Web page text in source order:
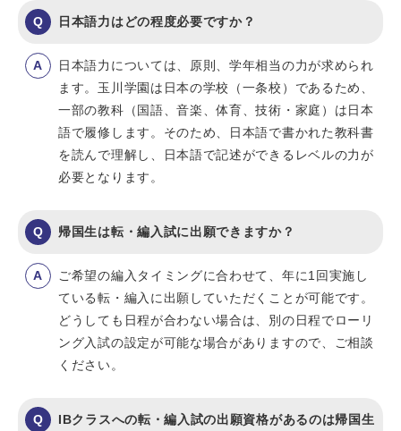
日本語力はどの程度必要ですか？
日本語力については、原則、学年相当の力が求められ
ます。玉川学園は日本の学校（一条校）であるため、
一部の教科（国語、音楽、体育、技術・家庭）は日本
語で履修します。そのため、日本語で書かれた教科書
を読んで理解し、日本語で記述ができるレベルの力が
必要となります。
帰国生は転・編入試に出願できますか？
ご希望の編入タイミングに合わせて、年に1回実施し
ている転・編入に出願していただくことが可能です。
どうしても日程が合わない場合は、別の日程でローリ
ング入試の設定が可能な場合がありますので、ご相談
ください。
IBクラスへの転・編入試の出願資格があるのは帰国生